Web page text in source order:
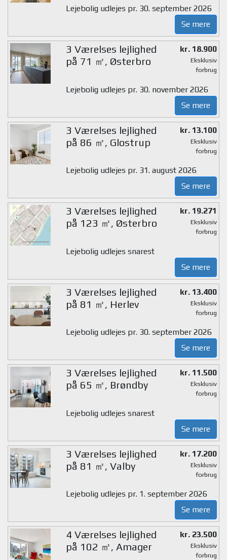
Lejebolig udlejes pr. 30. september 2026
Se mere
3 Værelses lejlighed
på 71 ㎡, Østerbro
kr. 18.900
Eksklusiv
forbrug
Lejebolig udlejes pr. 30. november 2026
Se mere
3 Værelses lejlighed
på 86 ㎡, Glostrup
kr. 13.100
Eksklusiv
forbrug
Lejebolig udlejes pr. 31. august 2026
Se mere
3 Værelses lejlighed
på 123 ㎡, Østerbro
kr. 19.271
Eksklusiv
forbrug
Lejebolig udlejes snarest
Se mere
3 Værelses lejlighed
på 81 ㎡, Herlev
kr. 13.400
Eksklusiv
forbrug
Lejebolig udlejes pr. 30. september 2026
Se mere
3 Værelses lejlighed
på 65 ㎡, Brøndby
kr. 11.500
Eksklusiv
forbrug
Lejebolig udlejes snarest
Se mere
3 Værelses lejlighed
på 81 ㎡, Valby
kr. 17.200
Eksklusiv
forbrug
Lejebolig udlejes pr. 1. september 2026
Se mere
4 Værelses lejlighed
på 102 ㎡, Amager
kr. 23.500
Eksklusiv
forbrug